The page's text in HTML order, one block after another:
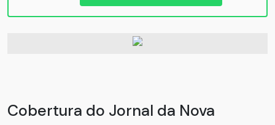
Cobertura do Jornal da Nova